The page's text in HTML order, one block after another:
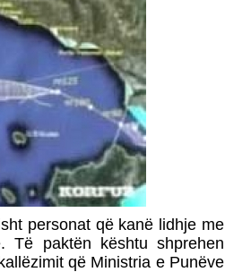
personat që kanë lidhje me
Të paktën kështu shprehen
që Ministria e Punëve